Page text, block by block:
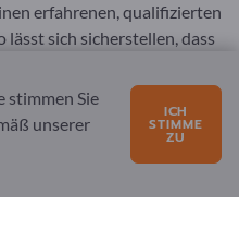
erfahrenen, qualifizierten
sich sicherstellen, dass
werden.
Sie weltweit beauftragen.
Anbieter von
stimmen Sie
unserer
ICH
STIMME
ZU